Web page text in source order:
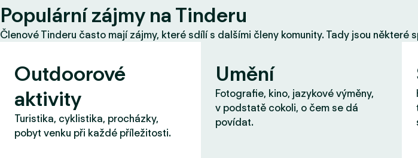
Populární zájmy na Tinderu
Členové Tinderu často mají zájmy, které sdílí s dalšími členy komunity. Tady jsou některé
Outdoorové
aktivity
Turistika, cyklistika, procházky,
pobyt venku při každé příležitosti.
Umění
Fotografie, kino, jazykové výměny,
v podstatě cokoli, o čem se dá
povídat.